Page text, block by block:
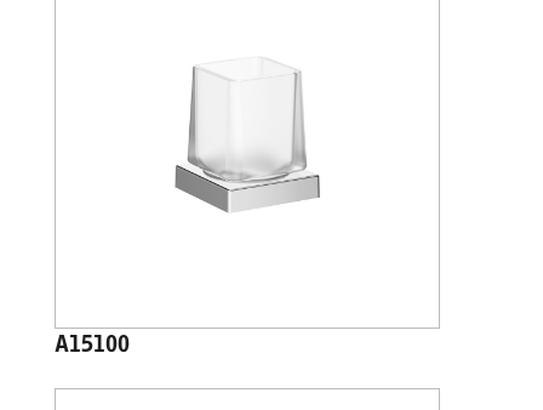
A15100